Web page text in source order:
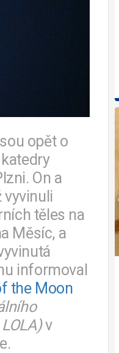
opět o
On a
vyvinuli
těles na
Měsíc, a
informoval
the Moon
v